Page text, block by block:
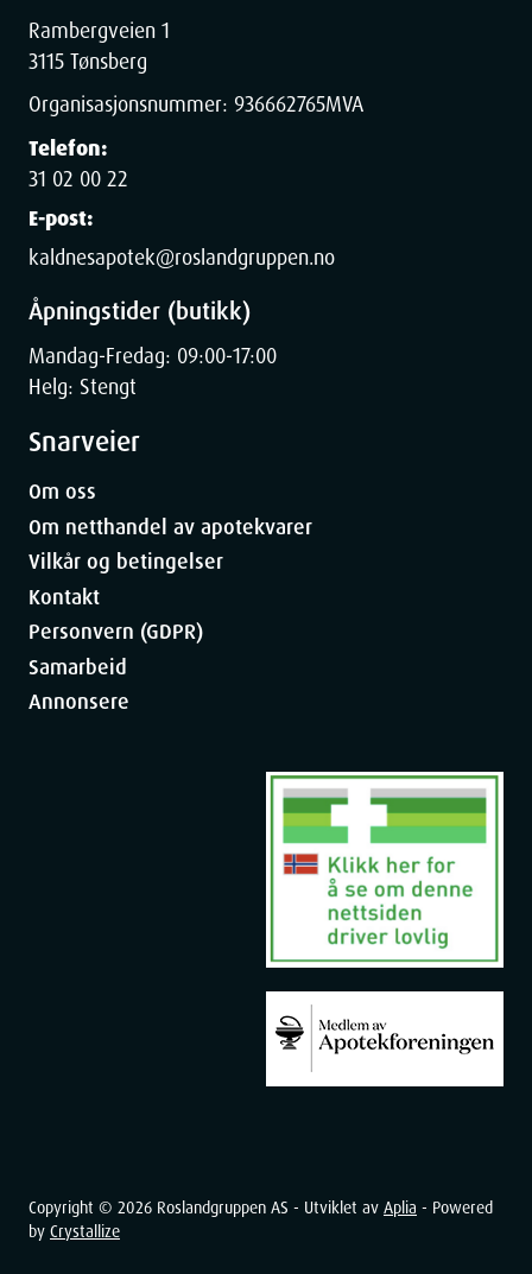
Rambergveien 1
3115 Tønsberg
Organisasjonsnummer: 936662765MVA
Telefon:
31 02 00 22
E-post:
kaldnesapotek@roslandgruppen.no
Åpningstider (butikk)
Mandag-Fredag: 09:00-17:00
Helg: Stengt
Snarveier
Om oss
Om netthandel av apotekvarer
Vilkår og betingelser
Kontakt
Personvern (GDPR)
Samarbeid
Annonsere
Copyright © 2026 Roslandgruppen AS - Utviklet av Aplia - Powered
by Crystallize